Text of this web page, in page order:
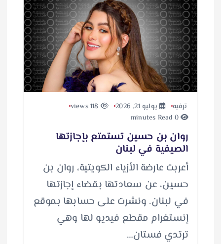
ترفيه يوليو 21, 2026
0 minutes Read
روان بن حسين تستمتع بإجازتها
الصيفية في لبنان
أعربت عارضة الأزياء الكويتية، روان بن
حسين، عن سعادتها بقضاء إجازتها
في لبنان. ونشرت على حسابها بموقع
إنستغرام مقطع فيديو لها وهي
ترتدي فستان…